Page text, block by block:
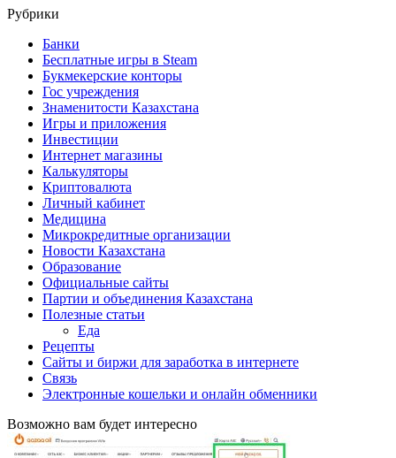
Рубрики
Банки
Бесплатные игры в Steam
Букмекерские конторы
Гос учреждения
Знаменитости Казахстана
Игры и приложения
Инвестиции
Интернет магазины
Калькуляторы
Криптовалюта
Личный кабинет
Медицина
Микрокредитные организации
Новости Казахстана
Образование
Официальные сайты
Партии и объединения Казахстана
Полезные статьи
Еда
Рецепты
Сайты и биржи для заработка в интернете
Связь
Электронные кошельки и онлайн обменники
Возможно вам будет интересно